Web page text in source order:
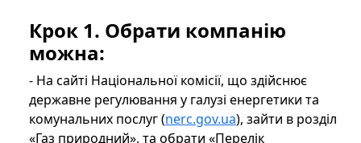
Крок 1. Обрати компанію
можна:
- На сайті Національної комісії, що здійснює
державне регулювання у галузі енергетики та
комунальних послуг (nerc.gov.ua), зайти в розділ
«Газ природний», та обрати «Перелік